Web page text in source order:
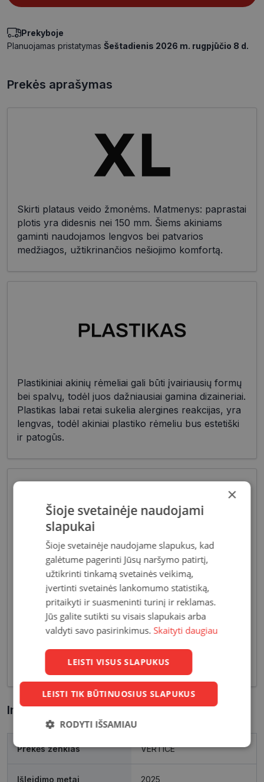
Prekyboje
Planuojamas pristatymas Šeštadienis 2026 m. rugpjūčio 8 d.
Prekės aprašymas
Skirti plataus veido žmonėms. Matmenys: paprastai
plotis yra didesnis nei 150 mm. Šiems akiniams
gaminti naudojamos lengvos bei patvarios
medžiagos, užtikrinančios nešiojimo komfortą.
Plastikiniai akinių rėmeliai gali būti įvairiausių formų
bei spalvų, todėl juos dažniausiai gamina dizaineriai.
Plastikas labai retai sukelia alergines reakcijas, yra
lengvas, todėl akiniai plastiko rėmeliu bus estetiški
ir patogūs.
Akiniai moterims dažniausiai pasižymi subtiliais
dizaino elementais, suteikiančiais harmoningą bei
moterišką įvaizdį. Šiandien dienai stilių bei medžiagų
įvairovė leidžia akinių dizaineriams pristatyti Jums
tiek klasikinių, tiek netikėčiausių ir drąsiausių
sprendimų akinių rėmelių. Tai ne tik regėjimo
korekcija, tačiau ir stilingas kasdieninės išvaizdos
Informacija apie prekę
Prekės ženklas VERTICE
Išleidimo metai 2025
×
Šioje svetainėje naudojami
slapukai
Šioje svetainėje naudojame slapukus, kad
galėtume pagerinti Jūsų naršymo patirtį,
užtikrinti tinkamą svetainės veikimą,
įvertinti svetainės lankomumo statistiką,
pritaikyti ir suasmeninti turinį ir reklamas.
Jūs galite sutikti su visais slapukais arba
valdyti savo pasirinkimus. Skaityti daugiau
LEISTI VISUS SLAPUKUS
LEISTI TIK BŪTINUOSIUS SLAPUKUS
RODYTI IŠSAMIAU
Būtinieji
Statistikos
Rinkodaros